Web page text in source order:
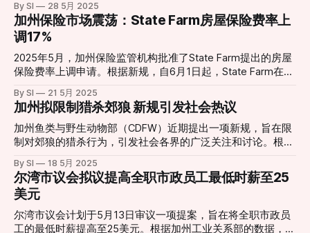
天后，杜克仍在社区中徘徊，居民们联系了橙县动物保护局。
杜克被送往图斯廷（Tustin）的动物收容所，并很快被一位新
主人收养。据收容所工作人员介绍，杜克性格害羞但友善，喜
欢与其他狗狗玩耍，尤其喜欢在水中嬉戏。 野生动物专家指
出，郊狼在繁殖季节会变得更加具有攻击性，居民应提高警
惕，特别是在清晨和黄昏时段，避免宠物独自在户外活动。
杜克的英勇行为不仅感动了社区居民，也提醒人们关注野生动
物与人类生活环境的交集。这只曾经的流浪犬，如今找到了温
暖的家，成为了社区的英雄。 您可以观看以下视频，了解杜
克的英勇事迹：
中国买家在加州房地产市场中扮演了重要角色，尤其在洛杉
矶、旧金山和尔湾等地区。然而，受地缘政治紧张、资本管制
和人民币贬值等因素影响，中国投资者的购房兴趣已显著减
弱。根据加州房地产经纪人协会的数据，2024年国际买家在
加州的购房比例降至自2020年以来的最低水平。 与此同时，
加拿大和墨西哥等国的进口商品加征关税，钢材、木材和混凝
土等关键建筑材料的价格上涨，导致新建住宅项目成本增加，
开发商不得不推迟或取消部分项目。 此外，经济不确定性也
影响了购房者的信心。尽管抵押贷款利率有所下降，但潜在买
家对经济前景持谨慎态度，导致房屋销售放缓。根据Redfin的
数据，2025年4月的待售房屋数量同比增长近17%，但成交速
度减慢，平均售出时间延长至40天。 在此背景下，加州房地
产市场面临多重压力，近期购房者可能需要进行谨慎考虑。
By SI 28 5月 2025
加州保险市场震荡：State Farm房屋保险费率上
调17%
2025年5月，加州保险监管机构批准了State Farm提出的房屋
保险费率上调申请。根据新规，自6月1日起，State Farm在加
公寓和租房保险上涨15%。此次调整旨在帮助公司应对因洛杉
矶地区野火造成的巨额赔付和财务压力。 State Farm最初申
请将房屋保险费率上调22%，但在听证会上将请求调整为
17%。作为批准条件之一，State Farm将从母公司获得4亿美
2025年底前暂停大规模不续保行为，以保障现有客户的权
益。 加州保险专员Ricardo Lara表示，此次决定是为了在保障
消费者利益的同时，确保保险市场的稳定。他强调，State
Farm需在10月的全面听证会上详细说明其财务状况和恢复计
划。 消费者权益组织对这一决定表示担忧，认为在缺乏充分
By SI 21 5月 2025
加州拟限制猎杀郊狼 新规引发社会热议
加州鱼类与野生动物部（CDFW）近期提出一项新规，旨在限
制对郊狼的猎杀行为，引发社会各界的广泛关注和讨论。根据
此举旨在将郊狼的管理方式与熊和美洲狮等其他野生动物一致
化，需申请“捕食许可证”，并提供郊狼确实构成威胁的证据。
在北加州卢米斯镇，养殖户温特·霍洛韦（Winter Holloway）
表达了对该提案的担忧。她表示，过去曾多次遭遇郊狼和美洲
狮袭击，为保护山羊，她采取了多种防范措施，包括夜间将动
By SI 18 5月 2025
尔湾市议会拟议提高全职市政员工最低时薪至25
美元
尔湾市议会计划于5月13日审议一项提案，旨在将全职市政员
工的最低时薪提高至25美元。根据加州工业关系部的数据，自